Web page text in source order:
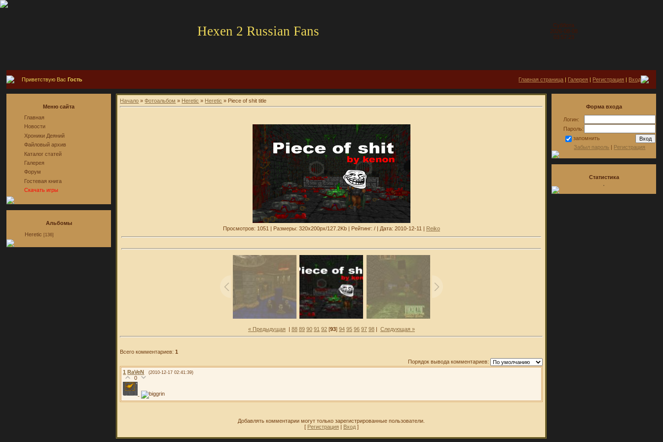
Hexen 2 Russian Fans
Суббота
2026-08-08
03:57:23
Приветствую ВасГость Главная страница | Галерея | Регистрация | Вход
Меню сайта
Главная
Новости
Хроники Деяний
Файловый архив
Каталог статей
Галерея
Форум
Гостевая книга
Скачать игры
Альбомы
Heretic [136]
Начало »Фотоальбом » Heretic » Heretic » Piece of shit title
Просмотров: 1051 | Размеры: 320x200px/127.2Kb | Рейтинг: / | Дата: 2010-12-11 | Reiko
« Предыдущая | 88 89 90 91 92[93] 94 95 96 97 98| Следующая »
Всего комментариев:1
Порядок вывода комментариев:
1
RaVeN (2010-12-17 02:41:39)
0
Добавлять комментарии могут только зарегистрированные пользователи.
[ Регистрация Вход]
Форма входа
Логин:
Пароль:
запомнить
Забыл пароль | Регистрация
Статистика